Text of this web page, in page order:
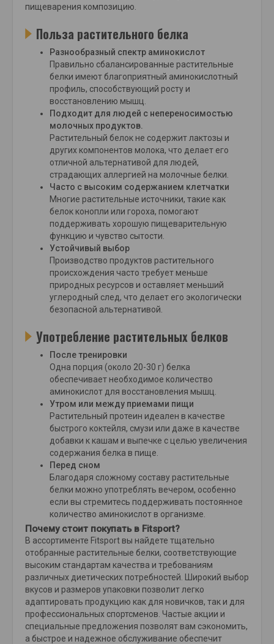
пищеварения композицию.
Польза растительного белка
Разнообразный спектр аминокислот
Правильно сбалансированные растительные
белки имеют благоприятный аминокислотный
профиль, способствующий росту и
восстановлению мышц.
Подходит для людей с непереносимостью
молочных продуктов.
Растительный белок не содержит лактозы и
других компонентов молока, что делает его
отличной альтернативой для людей,
страдающих аллергией на молочные белки.
Часто с высоким содержанием клетчатки
Многие растительные источники, такие как
белок конопли или гороха, помогают
поддерживать хорошую пищеварительную
функцию и чувство сытости.
Устойчивый выбор
Производство продуктов растительного
происхождения часто требует меньше
природных ресурсов и оставляет меньший
углеродный след, что делает его экологически
безопасной альтернативой.
Употребление растительных белков
После тренировки
Одна порция (около 20-30 г) белка
обеспечивает необходимое количество
аминокислот для восстановления мышц.
Утром или между приемами пищи
Растительный протеин идеален в качестве
быстрого коктейля, смузи или даже в качестве
добавки к кашам и выпечке с целью увеличения
содержания белка в пище.
Перед сном
Благодаря сложному составу растительные
белки можно употреблять вечером, особенно
если вы стремитесь поддерживать постоянное
количество аминокислот в организме.
Почему стоит покупать в Fitsport?
В ассортименте Fitsport вы найдете тщательно
отобранные растительные белки, соответствующие
высоким стандартам качества и требованиям
различных диетических потребностей. Широкий выбор
вкусов и размеров упаковки позволит легко
адаптировать продукцию как для новичков, так и для
профессиональных спортсменов. Частые акции и
специальные предложения позволят вам сэкономить,
а быстрое и надежное обслуживание обеспечит